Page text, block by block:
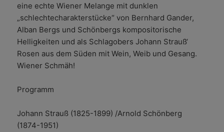
eine echte Wiener Melange mit dunklen
„schlechtecharakterstücke“ von Bernhard Gander,
Alban Bergs und Schönbergs kompositorische
Helligkeiten und als Schlagobers Johann Strauß‘
Rosen aus dem Süden mit Wein, Weib und Gesang.
Wiener Schmäh!
Programm
Johann Strauß (1825-1899) /Arnold Schönberg
(1874-1951)